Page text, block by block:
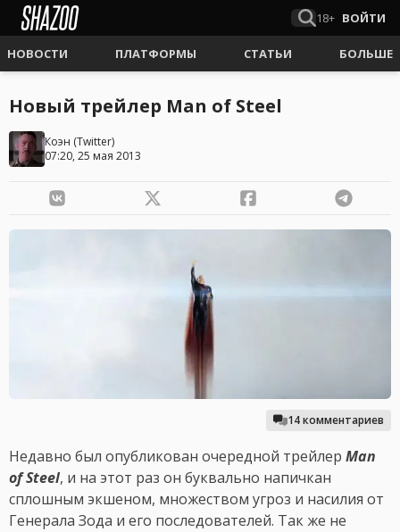
18+ ВОЙТИ
НОВОСТИ ПЛАТФОРМЫ СТАТЬИ БОЛЬШЕ
Новый трейлер Man of Steel
Коэн (Twitter)
07:20, 25 мая 2013
14 комментариев
Недавно был опубликован очередной трейлер Man
of Steel, и на этот раз он буквально напичкан
сплошным экшеном, множеством угроз и насилия от
Генерала Зода и его последователей. Так же не